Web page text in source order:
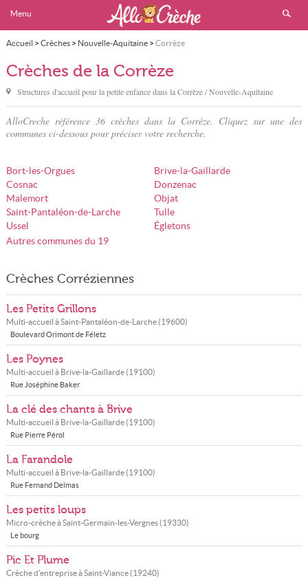
Menu
Accueil > Crèches> Nouvelle-Aquitaine> Corrèze
Crèches de la Corrèze
Structures d'accueil pour la petite enfance dans la Corrèze/ Nouvelle-Aquitaine
AlloCreche référence 36 crèches dans la Corrèze. Cliquez sur une des
communes ci-dessous pour préciser votre recherche.
Bort-les-Orgues
Brive-la-Gaillarde
Cosnac
Donzenac
Malemort
Objat
Saint-Pantaléon-de-Larche
Tulle
Ussel
Égletons
Autres communes du 19
Crèches Corréziennes
Les Petits Grillons
Multi-accueil àSaint-Pantaléon-de-Larche(19600)
Boulevard Orimont de Féletz
Les Poynes
Multi-accueil à Brive-la-Gaillarde(19100)
Rue Joséphine Baker
La clé des chants à Brive
Multi-accueil à Brive-la-Gaillarde(19100)
Rue Pierre Pérol
La Farandole
Multi-accueil à Brive-la-Gaillarde(19100)
Rue Fernand Delmas
Les petits loups
Micro-crèche àSaint-Germain-les-Vergnes(19330)
Le bourg
Pic Et Plume
Crèche d'entreprise àSaint-Viance(19240)